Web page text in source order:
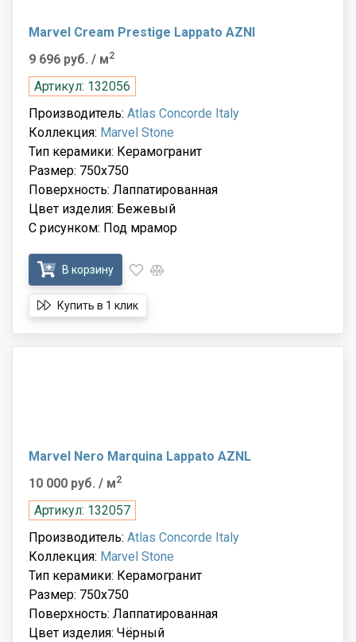
Marvel Cream Prestige Lappato AZNI
9 696 руб. / м2
Артикул: 132056
Производитель: Atlas Concorde Italy
Коллекция: Marvel Stone
Тип керамики: Керамогранит
Размер: 750x750
Поверхность: Лаппатированная
Цвет изделия: Бежевый
С рисунком: Под мрамор
В корзину
Купить в 1 клик
Marvel Nero Marquina Lappato AZNL
10 000 руб. / м2
Артикул: 132057
Производитель: Atlas Concorde Italy
Коллекция: Marvel Stone
Тип керамики: Керамогранит
Размер: 750x750
Поверхность: Лаппатированная
Цвет изделия: Чёрный